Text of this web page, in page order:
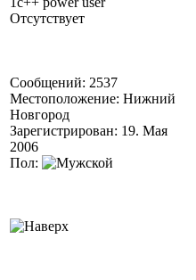
Отсутствует
Сообщений: 2537
Местоположение: Нижний
Новгород
Зарегистрирован: 19. Мая
2006
Пол: